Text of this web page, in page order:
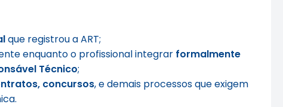
que registrou a ART;
enquanto o profissional integrar formalmente
Técnico;
concursos, e demais processos que exigem